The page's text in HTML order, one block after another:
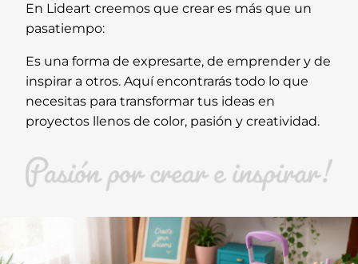
En Lideart creemos que crear es más que un
pasatiempo:
Es una forma de expresarte, de emprender y de
inspirar a otros. Aquí encontrarás todo lo que
necesitas para transformar tus ideas en
proyectos llenos de color, pasión y creatividad.